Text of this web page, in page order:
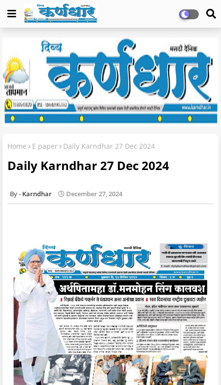
Home E paper Daily Karndhar 27 Dec 2024
Daily Karndhar 27 Dec 2024
Karndhar December 27, 2024